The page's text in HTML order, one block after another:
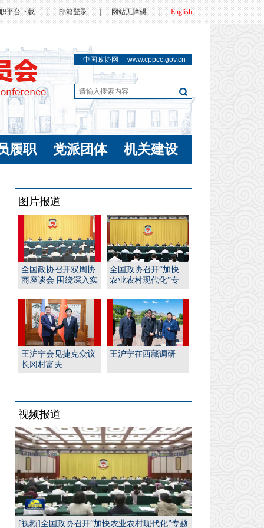
平台下载 | 邮箱登录 网站无障碍 | English
中国政协网 www.cppcc.gov.cn
履职 党派团体 机关建设
图片报道
全国政协召开双周协
商座谈会 围绕深入实
动...
全国政协召开“加快
农业农村现代化”专
并...
王沪宁会见捷克众议
长冈村富夫
王沪宁在西藏调研
视频报道
[视频]全国政协召开“加快农业农村现代化”专题